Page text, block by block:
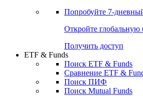
Попробуйте 7-
Откройте глобальную
Получить доступ
ETF & Funds
Поиск ETF & Funds
Сравнение ETF &
Поиск ПИФ
Поиск Mutual Funds